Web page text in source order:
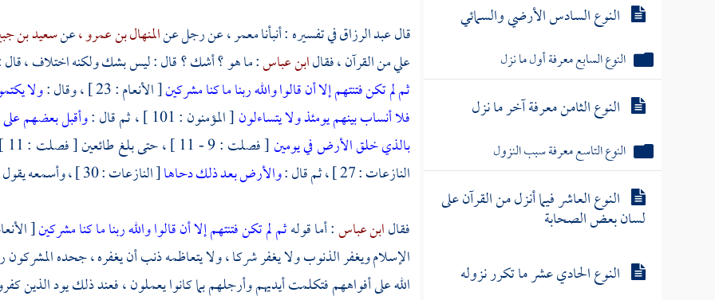
النوع السادس الأرضي والسمائي
النوع السابع معرفة أول ما نزل
النوع الثامن معرفة آخر ما نزل
النوع التاسع معرفة سبب النزول
النوع العاشر فيما أنزل من القرآن على
لسان بعض الصحابة
النوع الحادي عشر ما تكرر نزوله
قالعبد الرزاقفي تفسيره : أنبأنامعمر ،عن رجل عنالمنهال بن عمرو ،عنسعيد بن
علي من القرآن ، فقالابن عباس: ما هو ؟ أشك ؟ قال : ليس بشك ولكنه اختلاف ،
ثم لم تكن فتنتهم إلا أن قالوا والله ربنا ما كنا مشركين[ الأنعام : 23 ] ، وقال : ولا
فلا أنساب بينهم يومئذ ولا يتساءلون[ المؤمنون : 101 ] ، ثم قال : وأقبل بعضهم
بالذي خلق الأرض في يومين[ فصلت : 9 - 11 ] ، حتى بلغ طائعين [ فصلت : 11 ] ، ثم قال في الآية الأخرى :
النازعات : 27 ] ، ثم قال :
والأرض بعد ذلك دحاها[ النازعات : 30 ] ، وأسمعه يقول : وكان الله ، ما شأنه يقول : وكان الله ؟
فقالابن عباس: أما قولهثم لم تكن فتنتهم إلا أن قالوا والله ربنا ما كنا مشركين
الإسلام ويغفر الذنوب ولا يغفر شركا ، ولا يتعاظمه ذنب أن يغفره ، جحده المشركون
الله على أفواههم فتكلمت أيديهم وأرجلهم بما كانوا يعملون ، فعند ذلك يود